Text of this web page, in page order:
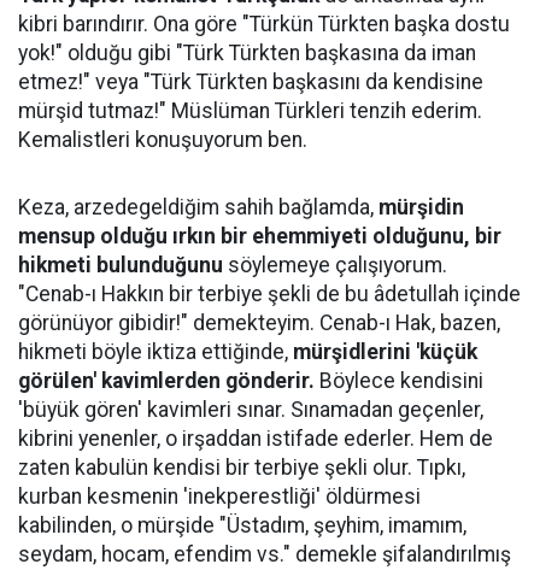
kibri barındırır. Ona göre "Türkün Türkten başka dostu
yok!" olduğu gibi "Türk Türkten başkasına da iman
etmez!" veya "Türk Türkten başkasını da kendisine
mürşid tutmaz!" Müslüman Türkleri tenzih ederim.
Kemalistleri konuşuyorum ben.
Keza, arzedegeldiğim sahih bağlamda, mürşidin
mensup olduğu ırkın bir ehemmiyeti olduğunu, bir
hikmeti bulunduğunu söylemeye çalışıyorum.
"Cenab-ı Hakkın bir terbiye şekli de bu âdetullah içinde
görünüyor gibidir!" demekteyim. Cenab-ı Hak, bazen,
hikmeti böyle iktiza ettiğinde, mürşidlerini 'küçük
görülen' kavimlerden gönderir. Böylece kendisini
'büyük gören' kavimleri sınar. Sınamadan geçenler,
kibrini yenenler, o irşaddan istifade ederler. Hem de
zaten kabulün kendisi bir terbiye şekli olur. Tıpkı,
kurban kesmenin 'inekperestliği' öldürmesi
kabilinden, o mürşide "Üstadım, şeyhim, imamım,
seydam, hocam, efendim vs." demekle şifalandırılmış